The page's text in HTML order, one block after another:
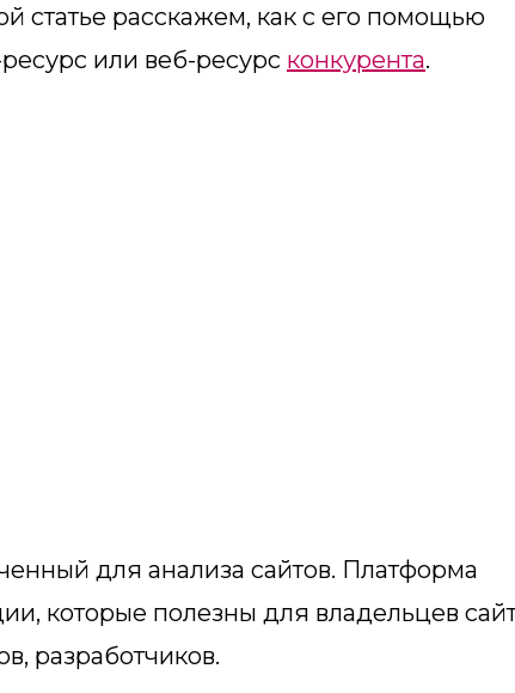
статье расскажем, как с его помощью
или веб-ресурс конкурента.
для анализа сайтов. Платформа
которые полезны для владельцев
разработчиков.